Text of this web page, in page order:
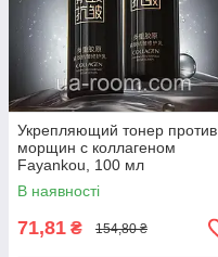
Укрепляющий тонер против
морщин с коллагеном
Fayankou, 100 мл
В наявності
71,81 ₴ 154,80 ₴